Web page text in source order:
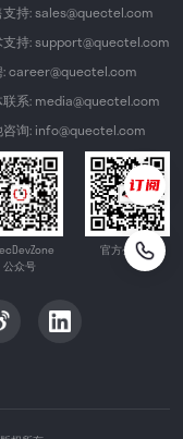
支持: sales@quectel.com
支持: support@quectel.com
: career@quectel.com
联系: media@quectel.com
咨询: info@quectel.com
公众号
官方公众号